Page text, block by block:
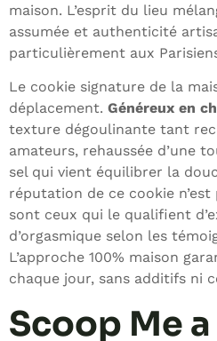
maison. L’esprit du lieu
assumée et authenticité
particulièrement aux
Le cookie signature de la
déplacement. Généreux en
texture dégoulinante tant
amateurs, rehaussée d’une
sel qui vient équilibrer la
réputation de ce cookie
sont ceux qui le qualifient
d’orgasmique selon les
L’approche 100% maison
chaque jour, sans additifs ni
Scoop Me